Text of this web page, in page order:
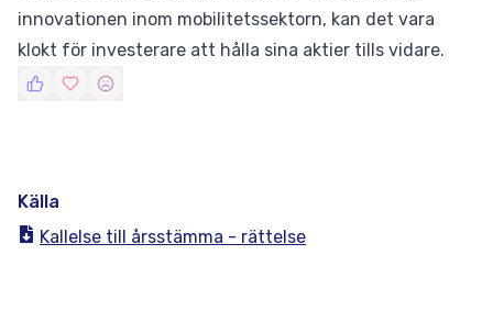
innovationen inom mobilitetssektorn, kan det vara
klokt för investerare att hålla sina aktier tills vidare.
Källa
Kallelse till årsstämma - rättelse